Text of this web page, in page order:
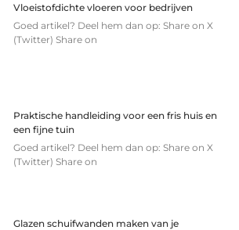
Vloeistofdichte vloeren voor bedrijven
Goed artikel? Deel hem dan op: Share on X
(Twitter) Share on
Praktische handleiding voor een fris huis en
een fijne tuin
Goed artikel? Deel hem dan op: Share on X
(Twitter) Share on
Glazen schuifwanden maken van je